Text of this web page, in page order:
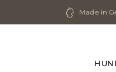
Made in